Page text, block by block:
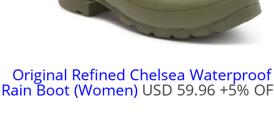
Original Refined Chelsea Waterproof
Rain Boot (Women) USD 59.96 +5%